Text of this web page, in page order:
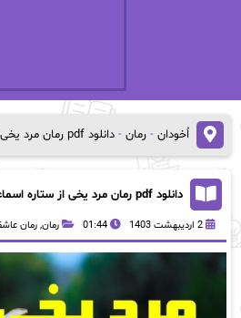
اُخودان- رمان- دانلود pdf رمان مرد یخی از ستاره اسماعیلی
دانلود pdf رمان مرد یخی از ستاره اسماعیلی
2 اردیبهشت 1403 01:44 رمان,رمان